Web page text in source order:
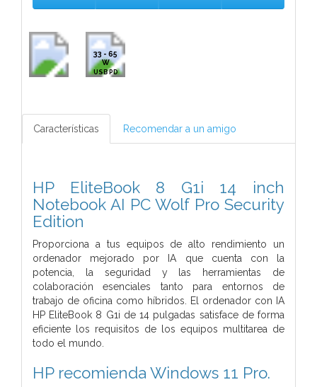
33 - 65
W
USB PD
Características Recomendar a un amigo
HP EliteBook 8 G1i 14 inch
Notebook AI PC Wolf Pro Security
Edition
Proporciona a tus equipos de alto rendimiento un
ordenador mejorado por IA que cuenta con la
potencia, la seguridad y las herramientas de
colaboración esenciales tanto para entornos de
trabajo de oficina como híbridos. El ordenador con IA
HP EliteBook 8 G1i de 14 pulgadas satisface de forma
eficiente los requisitos de los equipos multitarea de
todo el mundo.
HP recomienda Windows 11 Pro.